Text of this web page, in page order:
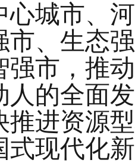
心城市、
市、生态
强市，推
人的全面
推进资源
式现代化